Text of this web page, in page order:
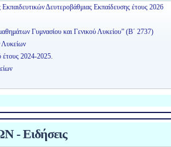
Δευτεροβάθμιας Εκπαίδευσης έτους 2026
Γυμνασίου και Γενικού Λυκείου” (Β΄ 2737)
Λυκείων
2024-2025.
Ειδήσεις